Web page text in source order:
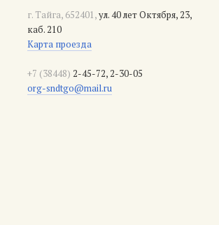
г. Тайга, 652401,ул. 40 лет Октября, 23,
каб. 210
Карта проезда
+7 (38448) 2-45-72, 2-30-05
org-sndtgo@mail.ru